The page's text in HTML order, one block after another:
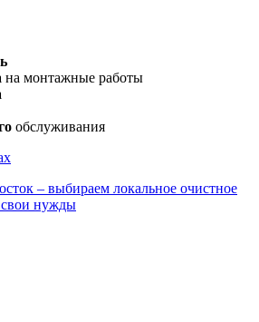
на монтажные работы
обслуживания
– выбираем локальное очистное
нужды